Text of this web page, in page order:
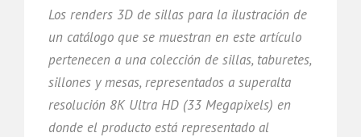
Los renders 3D de sillas para la ilustración de
un catálogo que se muestran en este artículo
pertenecen a una colección de sillas, taburetes,
sillones y mesas, representados a superalta
resolución 8K Ultra HD (33 Megapixels) en
donde el producto está representado al